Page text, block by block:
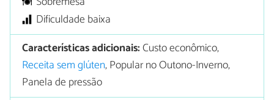
Dificuldade baixa
Características adicionais:Custo econômico,
Receita sem glúten, Popular no Outono-Inverno,
Panela de pressão